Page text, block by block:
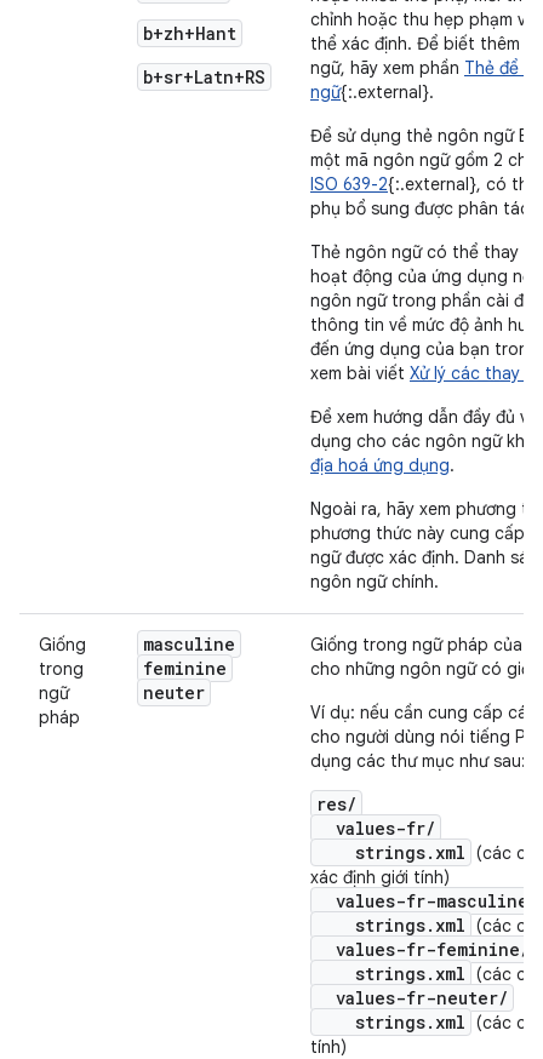
b+zh+Hant
b+sr+Latn+RS
chỉnh hoặc thu hẹp phạm vi
thể xác định. Để biết thêm
ngữ, hãy xem phần Thẻ để
ngữ{:.external}.
Để sử dụng thẻ ngôn ngữ
một mã ngôn ngữ gồm 2
ISO 639-2{:.external}, có
phụ bổ sung được phân
Thẻ ngôn ngữ có thể thay
hoạt động của ứng dụng
ngôn ngữ trong phần cài
thông tin về mức độ ảnh
đến ứng dụng của bạn
xem bài viết Xử lý các thay
Để xem hướng dẫn đầy đủ
dụng cho các ngôn ngữ
địa hoá ứng dụng.
Ngoài ra, hãy xem phương
phương thức này cung cấp
ngữ được xác định. Danh
ngôn ngữ chính.
Giống
trong
ngữ
pháp
masculine
feminine
neuter
Giống trong ngữ pháp của
cho những ngôn ngữ có
Ví dụ: nếu cần cung cấp
cho người dùng nói tiếng
dụng các thư mục như sau:
res/
values-fr/
strings.xml (các
xác định giới tính)
values-fr-masculine/
strings.xml (các
values-fr-feminine/
strings.xml (các
values-fr-neuter/
strings.xml (các
tính)